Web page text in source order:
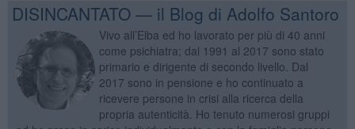
DISINCANTATO — il Blog di Adolfo Santoro
Vivo all’Elba ed ho lavorato per più di 40 anni
come psichiatra; dal 1991 al 2017 sono stato
primario e dirigente di secondo livello. Dal
2017 sono in pensione e ho continuato a
ricevere persone in crisi alla ricerca della
propria autenticità. Ho tenuto numerosi gruppi